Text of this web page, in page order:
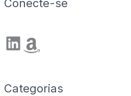
Conecte-se
LinkedIn Amazon
Categorias